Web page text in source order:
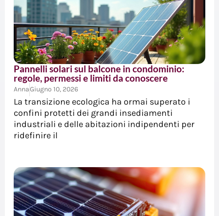
Pannelli solari sul balcone in condominio:
regole, permessi e limiti da conoscere
AnnaGiugno 10, 2026
La transizione ecologica ha ormai superato i
confini protetti dei grandi insediamenti
industriali e delle abitazioni indipendenti per
ridefinire il